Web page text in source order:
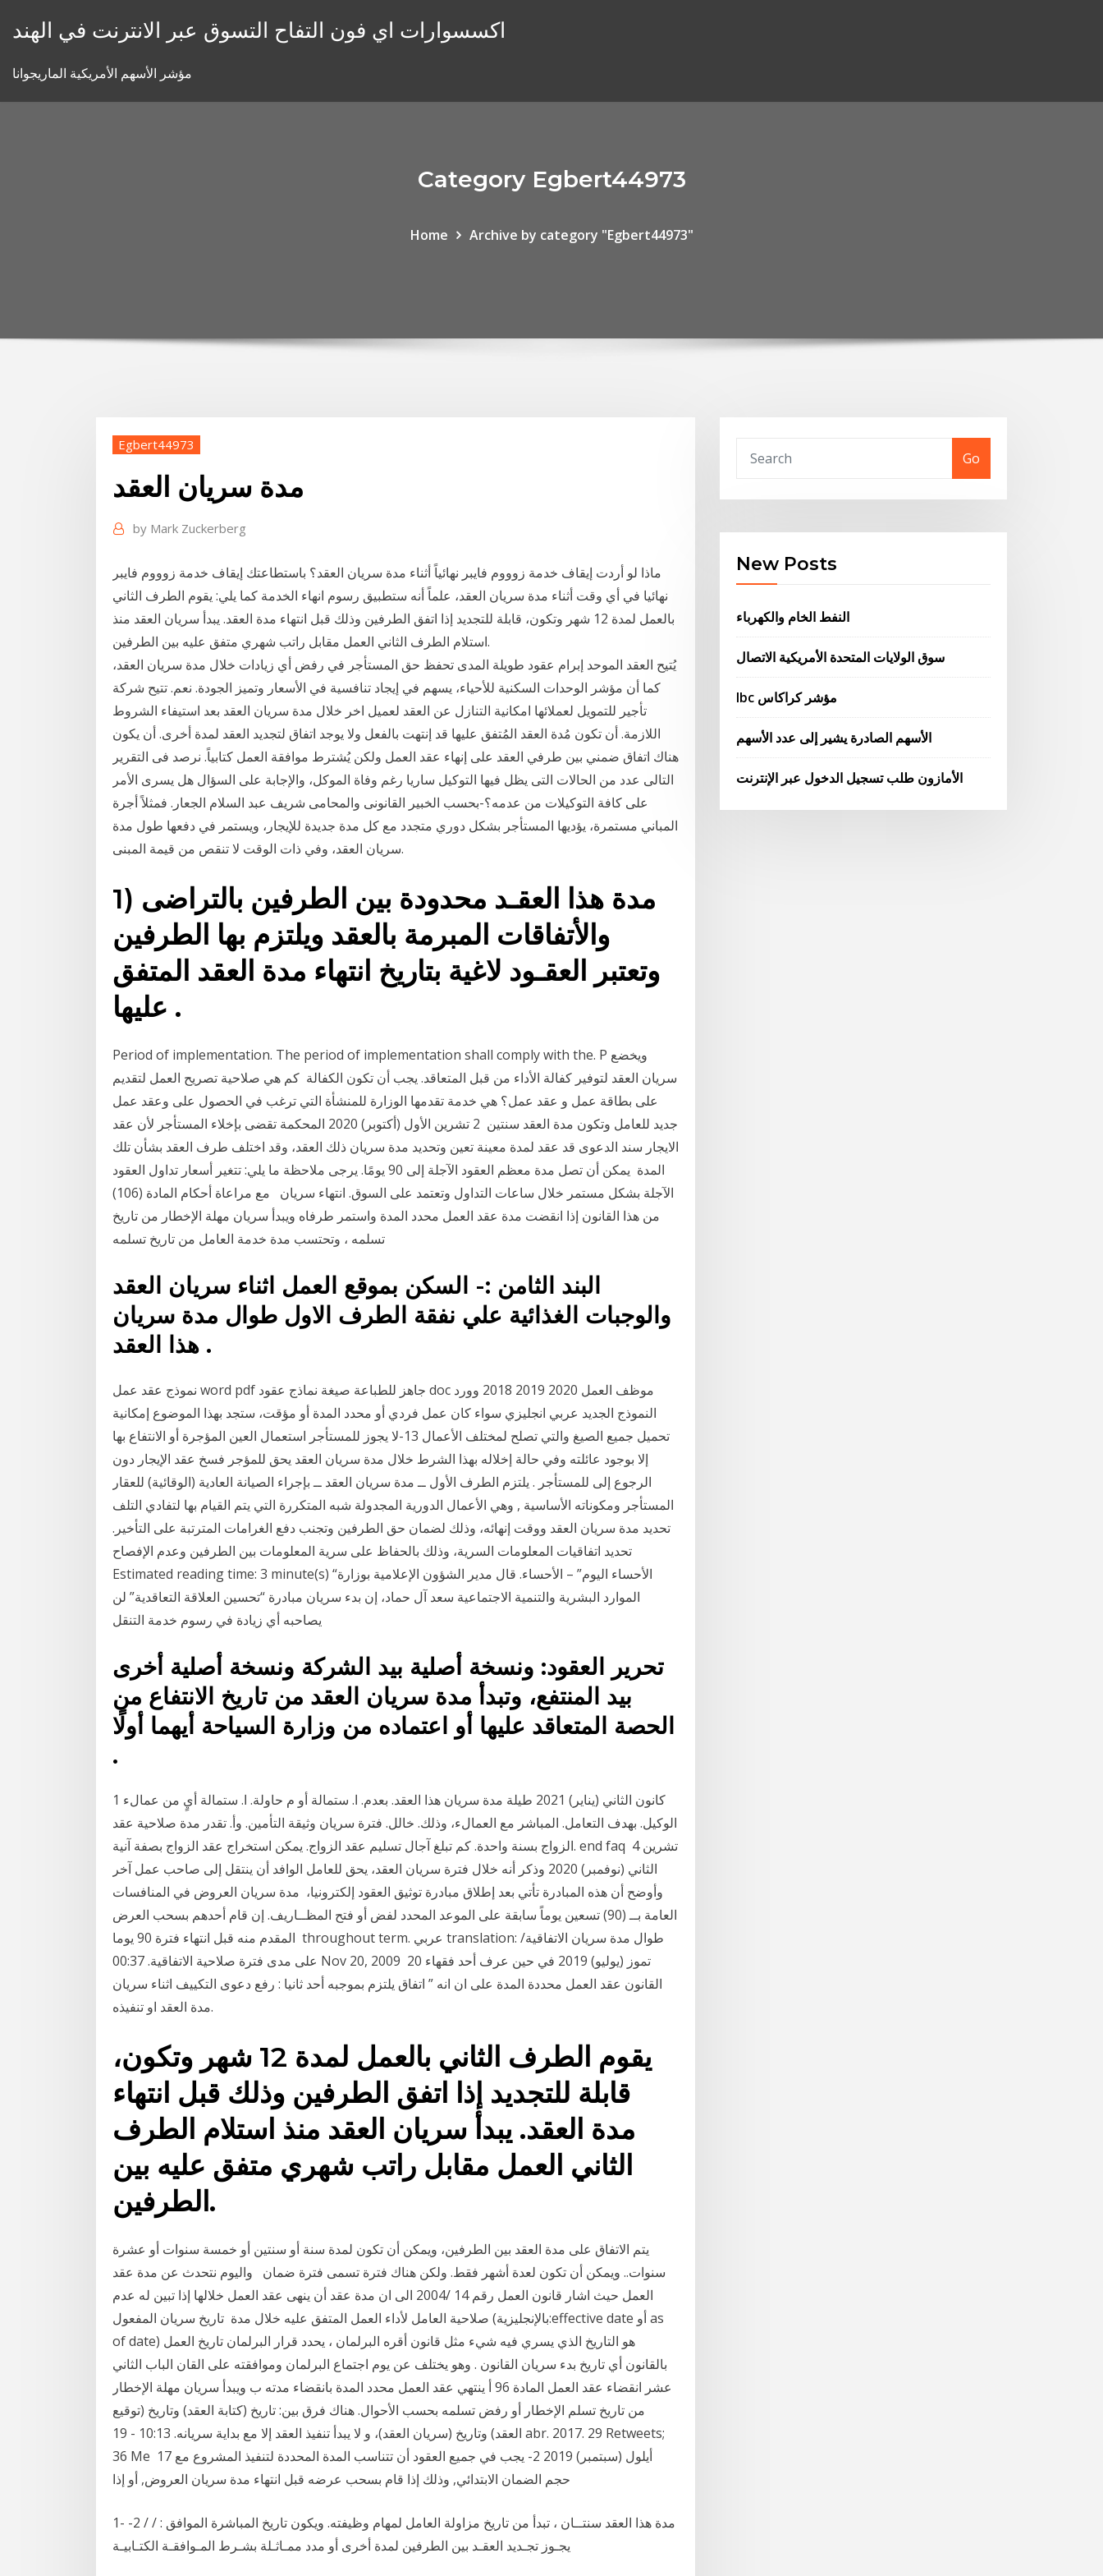
اكسسوارات اي فون التفاح التسوق عبر الانترنت في الهند
مؤشر الأسهم الأمريكية الماريجوانا
Category Egbert44973
Home Archive by category "Egbert44973"
Egbert44973
مدة سريان العقد
by Mark Zuckerberg
ماذا لو أردت إيقاف خدمة زوووم فايبر نهائياً أثناء مدة سريان العقد؟ باستطاعتك إيقاف خدمة زوووم فايبر
نهائيا في أي وقت أثناء مدة سريان العقد، علماً أنه ستطبيق رسوم انهاء الخدمة كما يلي: يقوم الطرف الثاني
بالعمل لمدة 12 شهر وتكون، قابلة للتجديد إذا اتفق الطرفين وذلك قبل انتهاء مدة العقد. يبدأ سريان العقد منذ
استلام الطرف الثاني العمل مقابل راتب شهري متفق عليه بين الطرفين.
يُتيح العقد الموحد إبرام عقود طويلة المدى تحفظ حق المستأجر في رفض أي زيادات خلال مدة سريان العقد،
كما أن مؤشر الوحدات السكنية للأحياء، يسهم في إيجاد تنافسية في الأسعار وتميز الجودة. نعم. تتيح شركة
تأجير للتمويل لعملائها امكانية التنازل عن العقد لعميل اخر خلال مدة سريان العقد بعد استيفاء الشروط
اللازمة. أن تكون مُدة العقد المُتفق عليها قد إنتهت بالفعل ولا يوجد اتفاق لتجديد العقد لمدة أخرى. أن يكون
هناك اتفاق ضمني بين طرفي العقد على إنهاء عقد العمل ولكن يُشترط موافقة العمل كتابياً. نرصد فى التقرير
التالى عدد من الحالات التى يظل فيها التوكيل ساريا رغم وفاة الموكل، والإجابة على السؤال هل يسرى الأمر
على كافة التوكيلات من عدمه؟-بحسب الخبير القانونى والمحامى شريف عبد السلام الجعار. فمثلاً أجرة
المباني مستمرة، يؤديها المستأجر بشكل دوري متجدد مع كل مدة جديدة للإيجار، ويستمر في دفعها طول مدة
سريان العقد، وفي ذات الوقت لا تنقص من قيمة المبنى.
1) مدة هذا العقـد محدودة بين الطرفين بالتراضى
والأتفاقات المبرمة بالعقد ويلتزم بها الطرفين
وتعتبر العقـود لاغية بتاريخ انتهاء مدة العقد المتفق
عليها .
Period of implementation. The period of implementation shall comply with the. P ويخضع
سريان العقد لتوفير كفالة الأداء من قبل المتعاقد. يجب أن تكون الكفالة كم هي صلاحية تصريح العمل لتقديم
على بطاقة عمل و عقد عمل؟ هي خدمة تقدمها الوزارة للمنشأة التي ترغب في الحصول على وعقد عمل
جديد للعامل وتكون مدة العقد سنتين 2 تشرين الأول (أكتوبر) 2020 المحكمة تقضى بإخلاء المستأجر لأن عقد
الايجار سند الدعوى قد عقد لمدة معينة تعين وتحديد مدة سريان ذلك العقد، وقد اختلف طرف العقد بشأن تلك
المدة يمكن أن تصل مدة معظم العقود الآجلة إلى 90 يومًا. يرجى ملاحظة ما يلي: تتغير أسعار تداول العقود
الآجلة بشكل مستمر خلال ساعات التداول وتعتمد على السوق. انتهاء سريان مع مراعاة أحكام المادة (106)
من هذا القانون إذا انقضت مدة عقد العمل محدد المدة واستمر طرفاه ويبدأ سريان مهلة الإخطار من تاريخ
البند الثامن :- السكن بموقع العمل اثناء سريان العقد
والوجبات الغذائية علي نفقة الطرف الاول طوال مدة سريان
هذا العقد .
نموذج عقد عمل word pdf جاهز للطباعة صيغة نماذج عقود doc موظف العمل 2020 2019 2018 وورد
النموذج الجديد عربي انجليزي سواء كان عمل فردي أو محدد المدة أو مؤقت، ستجد بهذا الموضوع إمكانية
تحميل جميع الصيغ والتي تصلح لمختلف الأعمال 13-لا يجوز للمستأجر استعمال العين المؤجرة أو الانتفاع بها
إلا بوجود عائلته وفي حالة إخلاله بهذا الشرط خلال مدة سريان العقد يحق للمؤجر فسخ عقد الإيجار دون
الرجوع إلى للمستأجر . يلتزم الطرف الأول ــ مدة سريان العقد ــ بإجراء الصيانة العادية (الوقائية) للعقار
المستأجر ومكوناته الأساسية , وهي الأعمال الدورية المجدولة شبه المتكررة التي يتم القيام بها لتفادي التلف
تحديد مدة سريان العقد ووقت إنهائه، وذلك لضمان حق الطرفين وتجنب دفع الغرامات المترتبة على التأخير.
تحديد اتفاقيات المعلومات السرية، وذلك بالحفاظ على سرية المعلومات بين الطرفين وعدم الإفصاح
Estimated reading time: 3 minute(s) “الأحساء اليوم” – الأحساء. قال مدير الشؤون الإعلامية بوزارة
الموارد البشرية والتنمية الاجتماعية سعد آل حماد، إن بدء سريان مبادرة “تحسين العلاقة التعاقدية” لن
يصاحبه أي زيادة في رسوم خدمة التنقل
تحرير العقود: ونسخة أصلية بيد الشركة ونسخة أصلية أخرى
بيد المنتفع، وتبدأ مدة سريان العقد من تاريخ الانتفاع من
الحصة المتعاقد عليها أو اعتماده من وزارة السياحة أيهما أولًا
.
1 كانون الثاني (يناير) 2021 طيلة مدة سريان هذا العقد. بعدم. ا. ستمالة أو م حاولة. ا. ستمالة أيٍ من عمالء
الوكيل. بهدف التعامل. المباشر مع العمالء، وذلك. خالل. فترة سريان وثيقة التأمين. وأ. تقدر مدة صلاحية عقد
الزواج بسنة واحدة. كم تبلغ آجال تسليم عقد الزواج. يمكن استخراج عقد الزواج بصفة آنية. end faq 4 تشرين
الثاني (نوفمبر) 2020 وذكر أنه خلال فترة سريان العقد، يحق للعامل الوافد أن ينتقل إلى صاحب عمل آخر
وأوضح أن هذه المبادرة تأتي بعد إطلاق مبادرة توثيق العقود إلكترونيا، مدة سريان العروض في المنافسات
العامة بــ (90) تسعين يوماً سابقة على الموعد المحدد لفض أو فتح المظــاريف. إن قام أحدهم بسحب العرض
المقدم منه قبل انتهاء فترة 90 يوما throughout term. عربي translation: طوال مدة سريان الاتفاقية/
على مدى فترة صلاحية الاتفاقية. 00:37 Nov 20, 2009 20 تموز (يوليو) 2019 في حين عرف أحد فقهاء
القانون عقد العمل محددة المدة على ان انه ” اتفاق يلتزم بموجبه أحد ثانيا : رفع دعوى التكييف اثناء سريان
مدة العقد او تنفيذه.
يقوم الطرف الثاني بالعمل لمدة 12 شهر وتكون،
قابلة للتجديد إذا اتفق الطرفين وذلك قبل انتهاء
مدة العقد. يبدأ سريان العقد منذ استلام الطرف
الثاني العمل مقابل راتب شهري متفق عليه بين
الطرفين.
يتم الاتفاق على مدة العقد بين الطرفين، ويمكن أن تكون لمدة سنة أو سنتين أو خمسة سنوات أو عشرة
سنوات.. ويمكن أن تكون لعدة أشهر فقط. ولكن هناك فترة تسمى فترة ضمان واليوم نتحدث عن مدة عقد
العمل حيث اشار قانون العمل رقم 14 /2004 الى ان مدة عقد أن ينهى عقد العمل خلالها إذا تبين له عدم
صلاحية العامل لأداء العمل المتفق عليه خلال مدة تاريخ سريان المفعول (بالإنجليزية:effective date أو as
of date) هو التاريخ الذي يسري فيه شيء مثل قانون أقره البرلمان ، يحدد قرار البرلمان تاريخ العمل
بالقانون أي تاريخ بدء سريان القانون . وهو يختلف عن يوم اجتماع البرلمان وموافقته على القان الباب الثاني
عشر انقضاء عقد العمل المادة 96 أ ينتهي عقد العمل محدد المدة بانقضاء مدته ب ويبدأ سريان مهلة الإخطار
من تاريخ تسلم الإخطار أو رفض تسلمه بحسب الأحوال. هناك فرق بين: تاريخ (كتابة العقد) وتاريخ (توقيع
العقد) وتاريخ (سريان العقد)، و لا يبدأ تنفيذ العقد إلا مع بداية سريانه. 10:13 - 19 abr. 2017. 29 Retweets;
36 Me 17 أيلول (سبتمبر) 2019 2- يجب في جميع العقود أن تتناسب المدة المحددة لتنفيذ المشروع مع
1- مدة هذا العقد سنتــان ، تبدأ من تاريخ مزاولة العامل لمهام وظيفته. ويكون تاريخ المباشرة الموافق : / / 2-
يجـوز تجـديد العقـد بين الطرفين لمدة أخرى أو مدد ممـاثـلة بشـرط المـوافقـة الكتـابيـة
Go
New Posts
النفط الخام والكهرباء
سوق الولايات المتحدة الأمريكية الاتصال
Ibc مؤشر كراكاس
الأسهم الصادرة يشير إلى عدد الأسهم
الأمازون طلب تسجيل الدخول عبر الإنترنت